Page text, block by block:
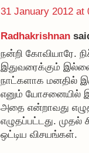
31 January 2012 at
Radhakrishnan
நன்றி கோவியாரே.
இதுவரைக்கும்
நாட்களாக மனதில்
எனும் யோசனையில்
அதை என்றாவது
எழுதப்பட்டது.
ஒட்டிய விசயங்கள்.